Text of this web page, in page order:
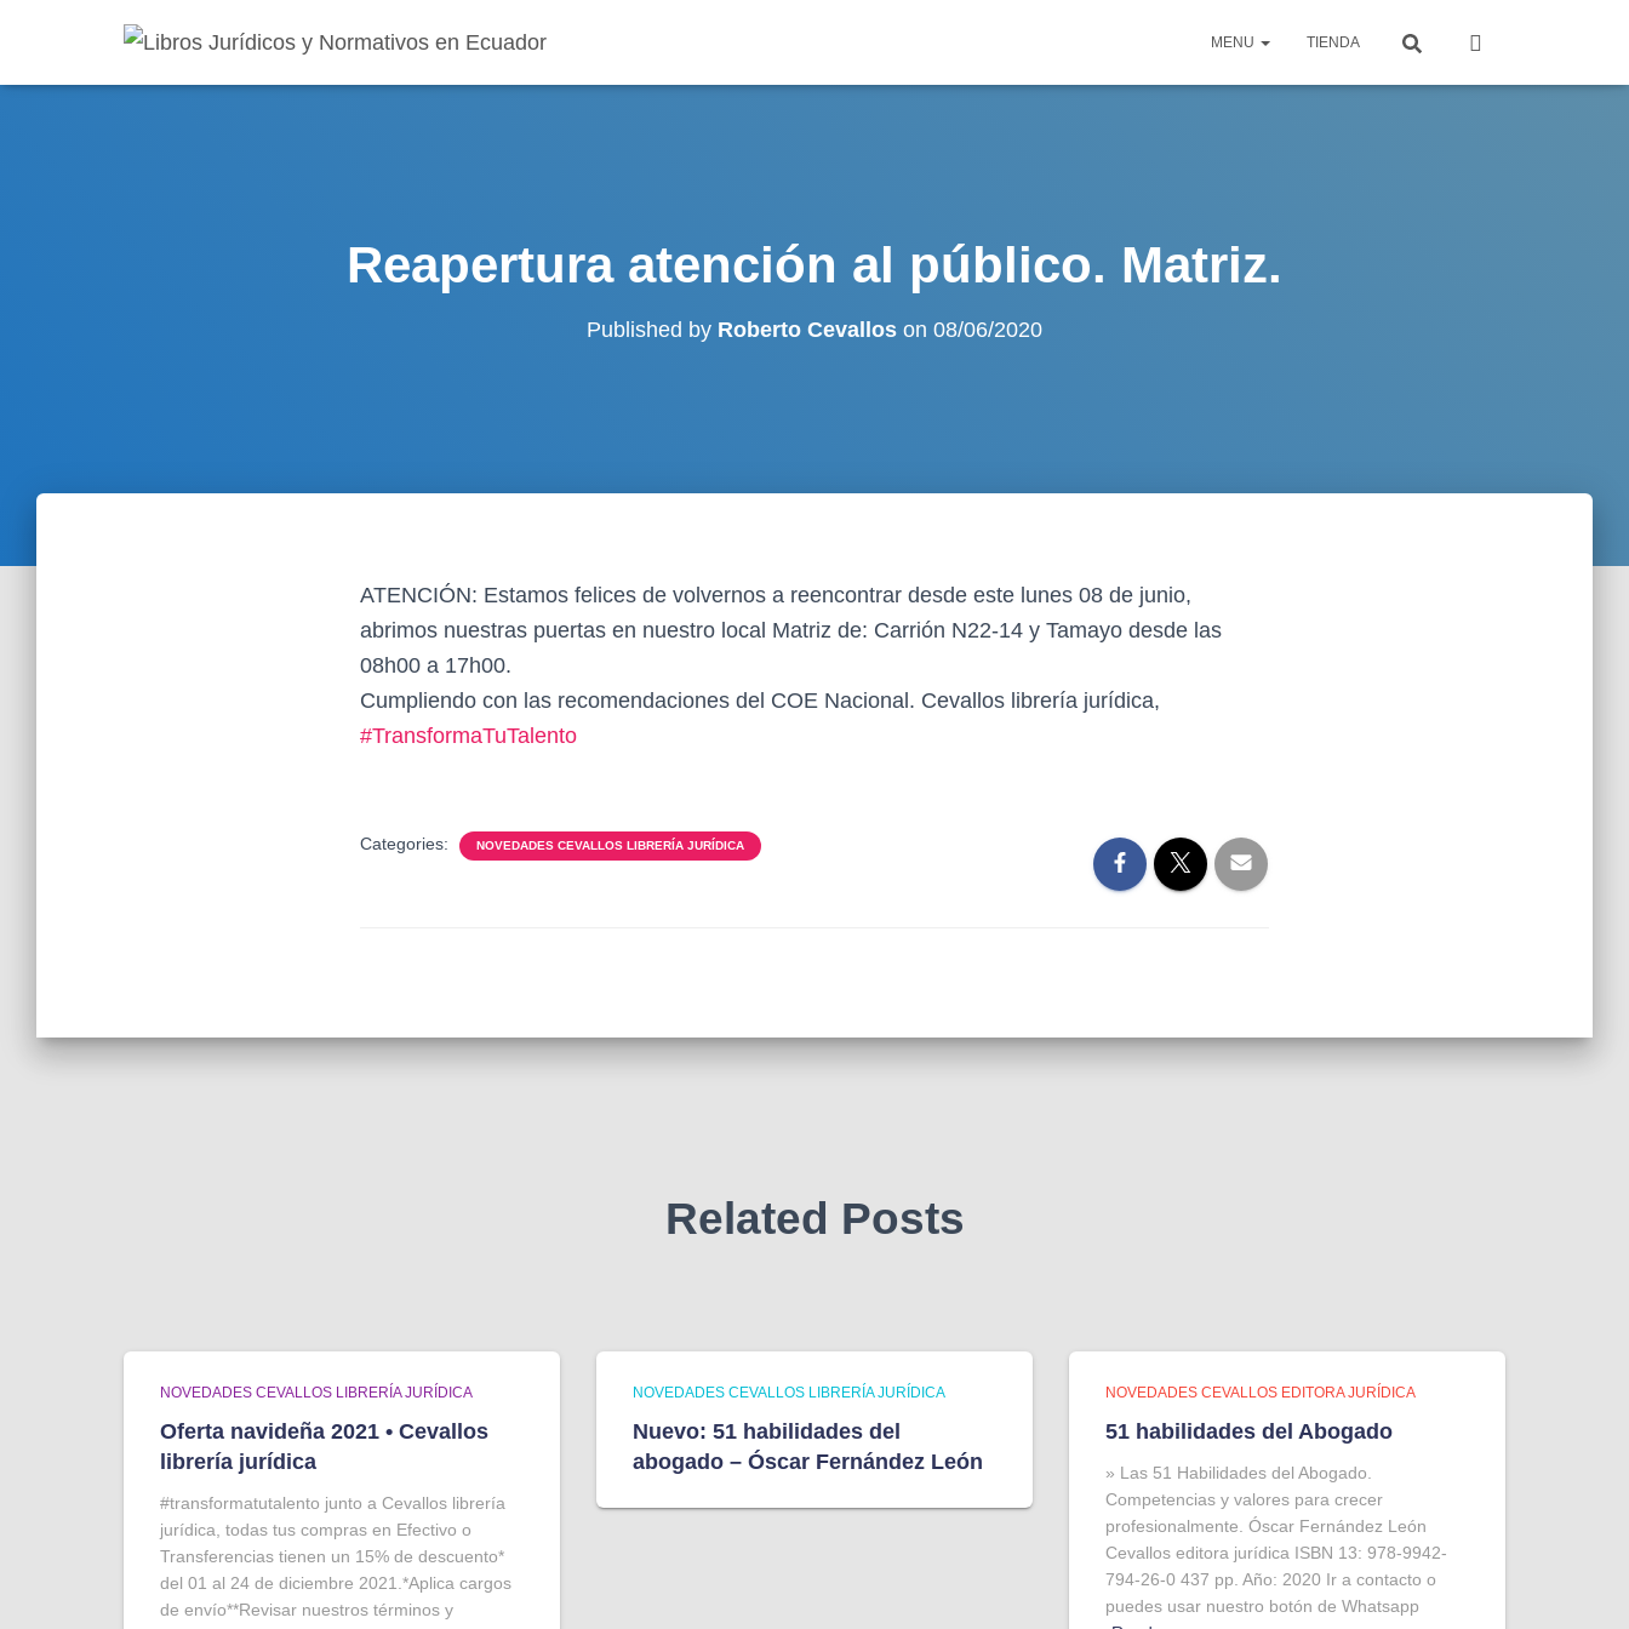
MENU TIENDA
Reapertura atención al público. Matriz.
Published by Roberto Cevallos on 08/06/2020
ATENCIÓN: Estamos felices de volvernos a reencontrar desde este lunes 08 de junio,
abrimos nuestras puertas en nuestro local Matriz de: Carrión N22-14 y Tamayo desde las
08h00 a 17h00.
Cumpliendo con las recomendaciones del COE Nacional. Cevallos librería jurídica,
#TransformaTuTalento
Categories: NOVEDADES CEVALLOS LIBRERÍA JURÍDICA
Related Posts
NOVEDADES CEVALLOS LIBRERÍA JURÍDICA
Oferta navideña 2021 • Cevallos
librería jurídica
#transformatutalento junto a Cevallos librería
jurídica, todas tus compras en Efectivo o
Transferencias tienen un 15% de descuento*
del 01 al 24 de diciembre 2021.*Aplica cargos
de envío**Revisar nuestros términos y
NOVEDADES CEVALLOS LIBRERÍA JURÍDICA
Nuevo: 51 habilidades del
abogado – Óscar Fernández León
NOVEDADES CEVALLOS EDITORA JURÍDICA
51 habilidades del Abogado
» Las 51 Habilidades del Abogado.
Competencias y valores para crecer
profesionalmente. Óscar Fernández León
Cevallos editora jurídica ISBN 13: 978-9942-
794-26-0 437 pp. Año: 2020 Ir a contacto o
puedes usar nuestro botón de Whatsapp